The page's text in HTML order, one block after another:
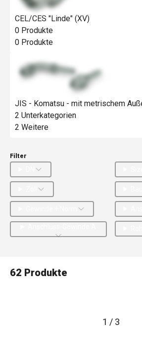
CEL/CES "Linde" (XV)
0 Produkte
0 Produkte
JIS - Komatsu - mit metrischem
2 Unterkategorien
2 Weitere
Filter
62 Produkte
1 / 3